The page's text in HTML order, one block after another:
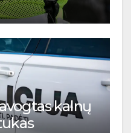
kalnų